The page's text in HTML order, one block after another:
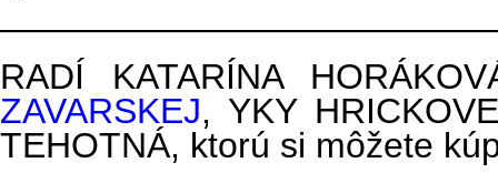
RADÍ KATARÍNA
ZAVARSKEJ, YKY
TEHOTNÁ, ktorú si môžete